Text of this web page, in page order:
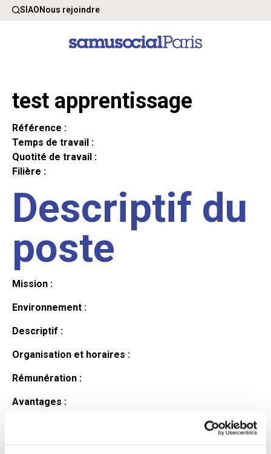
SIAONous rejoindre
test apprentissage
Référence :
Temps de travail :
Quotité de travail :
Filière :
Descriptif du
poste
Mission :
Environnement :
Descriptif :
Organisation et horaires :
Rémunération :
Avantages :